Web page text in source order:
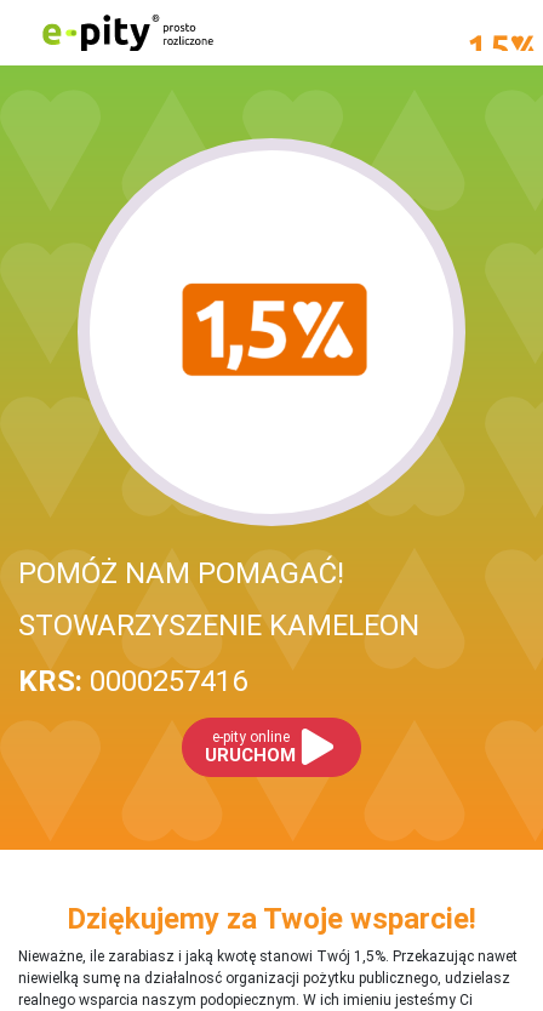
POMÓŻ NAM POMAGAĆ!
STOWARZYSZENIE KAMELEON
KRS: 0000257416
e-pity online
URUCHOM
Dziękujemy za Twoje wsparcie!
Nieważne, ile zarabiasz i jaką kwotę stanowi Twój 1,5%. Przekazując nawet
niewielką sumę na działalnosć organizacji pożytku publicznego, udzielasz
realnego wsparcia naszym podopiecznym. W ich imieniu jesteśmy Ci